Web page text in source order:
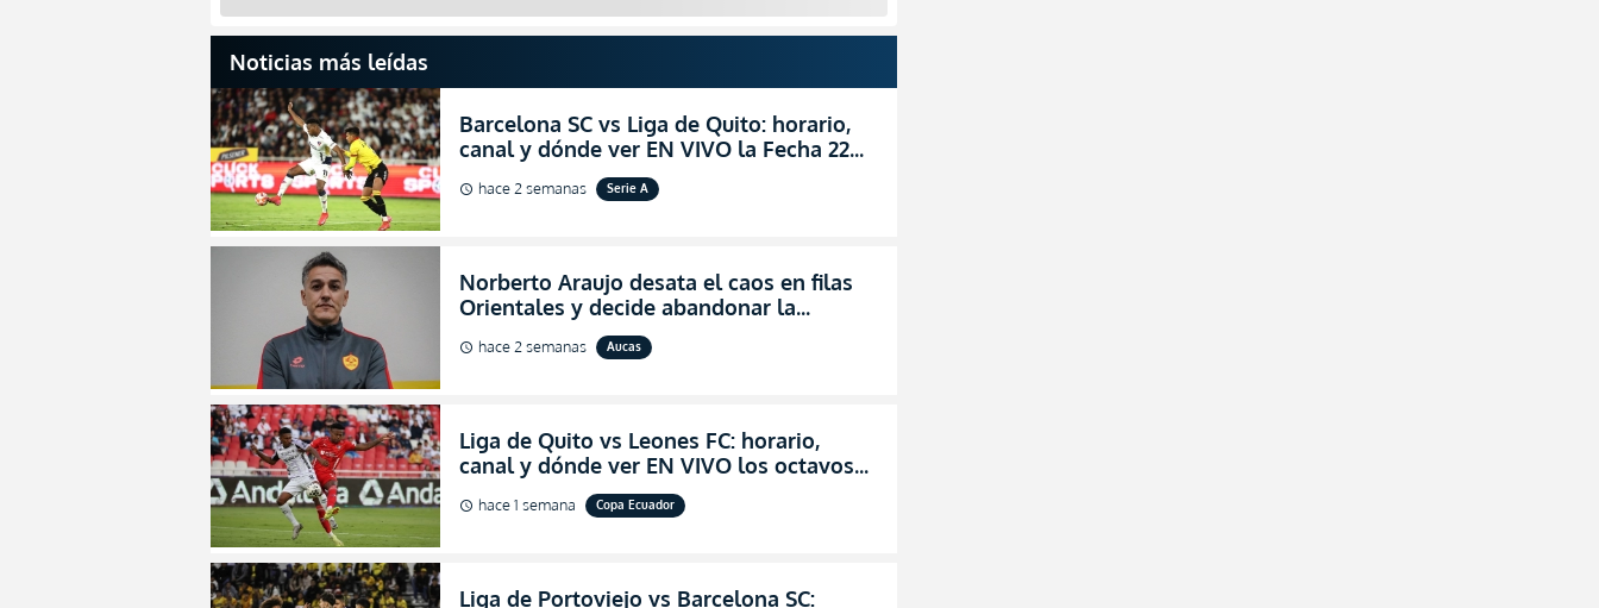
Noticias más leídas
Barcelona SC vs Liga de Quito: horario,
canal y dónde ver EN VIVO la Fecha 22
de la LigaPro 2026
schedule hace 2 semanas Serie A
Norberto Araujo desata el caos en filas
Orientales y decide abandonar la
dirección técnica de Aucas
schedule hace 2 semanas Aucas
Liga de Quito vs Leones FC: horario,
canal y dónde ver EN VIVO los octavos
de final de la Copa Ecuador 2026
schedule hace 1 semana Copa Ecuador
Liga de Portoviejo vs Barcelona SC: